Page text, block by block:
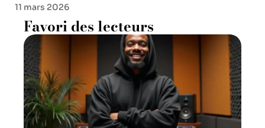
11 mars 2026
Favori des lecteurs